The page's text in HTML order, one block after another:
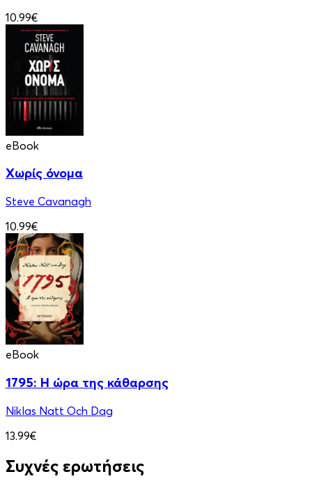
10.99€
eBook
Χωρίς όνομα
Steve Cavanagh
10.99€
eBook
1795: Η ώρα της κάθαρσης
Niklas Natt Och Dag
13.99€
Συχνές ερωτήσεις